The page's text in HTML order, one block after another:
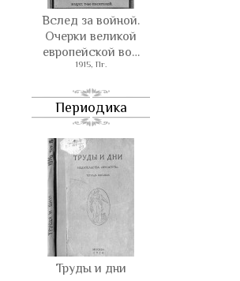
Вслед за войной.
Очерки великой
европейской во…
1915, Пг.
Периодика
Труды и дни